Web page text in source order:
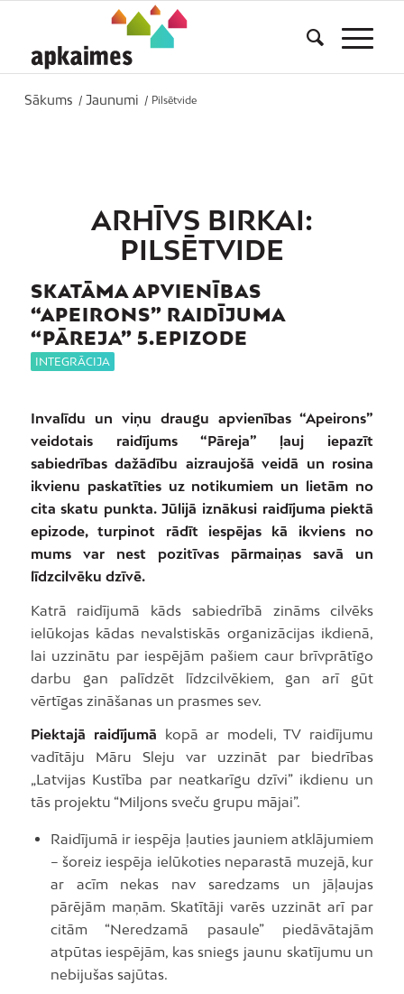
Sākums / Jaunumi / Pilsētvide
ARHĪVS BIRKAI:
PILSĒTVIDE
SKATĀMA APVIENĪBAS
“APEIRONS” RAIDĪJUMA
“PĀREJA” 5.EPIZODE
INTEGRĀCIJA
Invalīdu un viņu draugu apvienības “Apeirons”
veidotais raidījums “Pāreja” ļauj iepazīt
sabiedrības dažādību aizraujošā veidā un rosina
ikvienu paskatīties uz notikumiem un lietām no
cita skatu punkta. Jūlijā iznākusi raidījuma piektā
epizode, turpinot rādīt iespējas kā ikviens no
mums var nest pozitīvas pārmaiņas savā un
līdzcilvēku dzīvē.
Katrā raidījumā kāds sabiedrībā zināms cilvēks
ielūkojas kādas nevalstiskās organizācijas ikdienā,
lai uzzinātu par iespējām pašiem caur brīvprātīgo
darbu gan palīdzēt līdzcilvēkiem, gan arī gūt
vērtīgas zināšanas un prasmes sev.
Piektajā raidījumā kopā ar modeli, TV raidījumu
vadītāju Māru Sleju var uzzināt par biedrības
„Latvijas Kustība par neatkarīgu dzīvi” ikdienu un
tās projektu “Miljons sveču grupu mājai”.
Raidījumā ir iespēja ļauties jauniem atklājumiem
– šoreiz iespēja ielūkoties neparastā muzejā, kur
ar acīm nekas nav saredzams un jāļaujas
pārējām maņām. Skatītāji varēs uzzināt arī par
citām “Neredzamā pasaule” piedāvātajām
atpūtas iespējām, kas sniegs jaunu skatījumu un
nebijušas sajūtas.